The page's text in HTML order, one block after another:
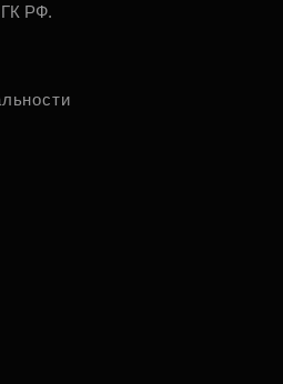
ГК РФ.